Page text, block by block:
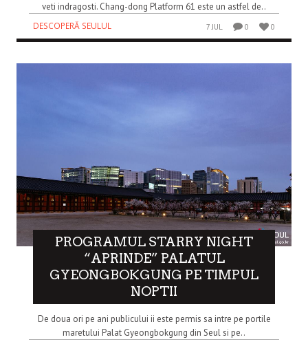
veti indragosti. Chang-dong Platform 61 este un astfel de..
DESCOPERĂ SEULUL
7 JUL 0 0
PROGRAMUL STARRY NIGHT
“APRINDE” PALATUL
GYEONGBOKGUNG PE TIMPUL
NOPTII
De doua ori pe ani publicului ii este permis sa intre pe portile
maretului Palat Gyeongbokgung din Seul si pe..